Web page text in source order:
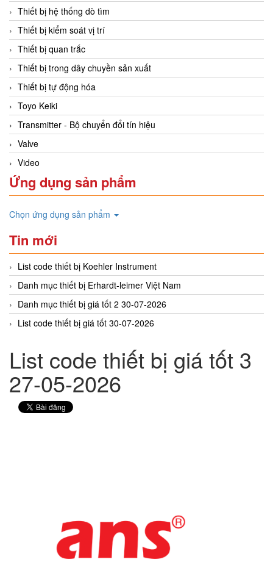
Thiết bị hệ thống dò tìm
Thiết bị kiểm soát vị trí
Thiết bị quan trắc
Thiết bị trong dây chuyền sản xuất
Thiết bị tự động hóa
Toyo Keiki
Transmitter - Bộ chuyển đổi tín hiệu
Valve
Video
Ứng dụng sản phẩm
Chọn ứng dụng sản phẩm
Tin mới
List code thiết bị Koehler Instrument
Danh mục thiết bị Erhardt-leimer Việt Nam
Danh mục thiết bị giá tốt 2 30-07-2026
List code thiết bị giá tốt 30-07-2026
List code thiết bị giá tốt 3
27-05-2026